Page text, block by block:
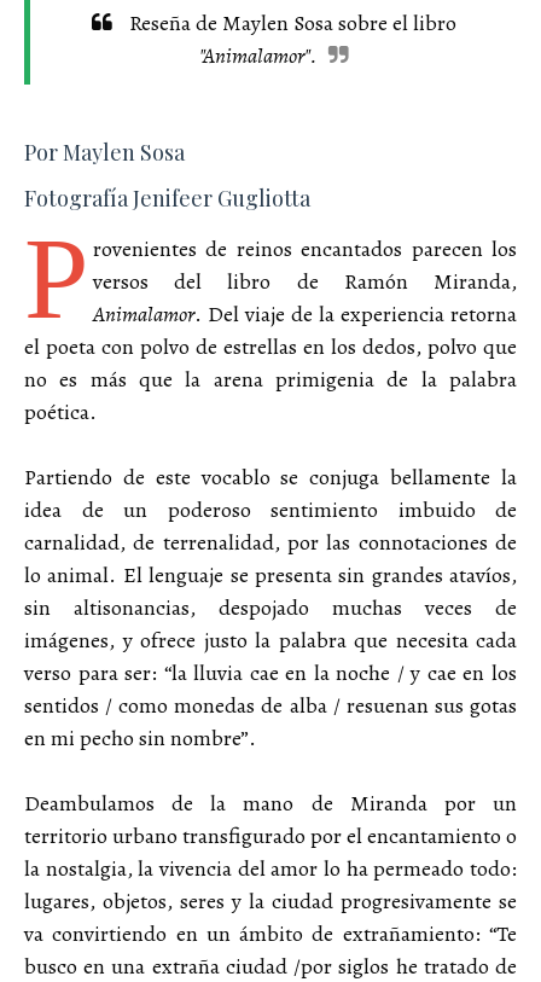
Reseña de Maylen Sosa sobre el libro
"Animalamor".
Por Maylen Sosa
Fotografía Jenifeer Gugliotta
P rovenientes de reinos encantados parecen los
versos del libro de Ramón Miranda,
Animalamor. Del viaje de la experiencia retorna
el poeta con polvo de estrellas en los dedos, polvo que
no es más que la arena primigenia de la palabra
poética.
Partiendo de este vocablo se conjuga bellamente la
idea de un poderoso sentimiento imbuido de
carnalidad, de terrenalidad, por las connotaciones de
lo animal. El lenguaje se presenta sin grandes atavíos,
sin altisonancias, despojado muchas veces de
imágenes, y ofrece justo la palabra que necesita cada
verso para ser: “la lluvia cae en la noche / y cae en los
sentidos / como monedas de alba / resuenan sus gotas
en mi pecho sin nombre”.
Deambulamos de la mano de Miranda por un
territorio urbano transfigurado por el encantamiento o
la nostalgia, la vivencia del amor lo ha permeado todo:
lugares, objetos, seres y la ciudad progresivamente se
va convirtiendo en un ámbito de extrañamiento: “Te
busco en una extraña ciudad /por siglos he tratado de